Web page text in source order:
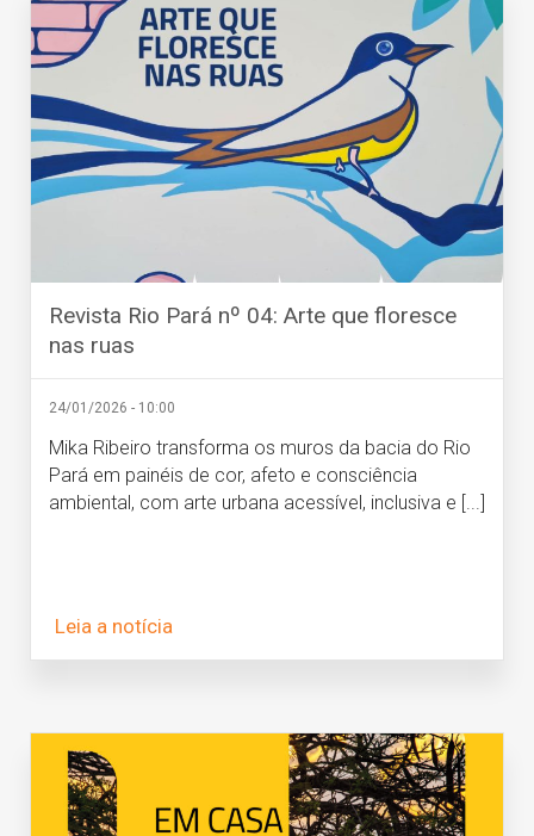
Revista Rio Pará nº 04: Arte que floresce
nas ruas
24/01/2026 - 10:00
Mika Ribeiro transforma os muros da bacia do Rio
Pará em painéis de cor, afeto e consciência
ambiental, com arte urbana acessível, inclusiva e [...]
Leia a notícia